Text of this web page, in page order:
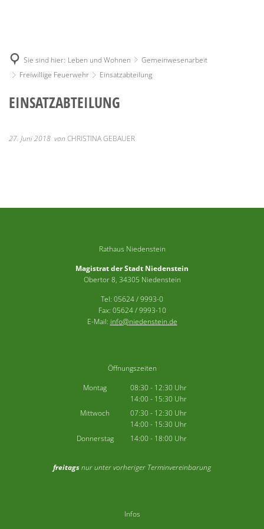
Sie sind hier: Leben und Wohnen
Gemeinwesenarbeit
Freiwillige Feuerwehr
Einsatzabteilung
EINSATZABTEILUNG
27. Juni 2018 von CHRISTINA GEBAUER
Rathaus Niedenstein
Magistrat der Stadt Niedenstein
Obertor 8, 34305 Niedenstein
Tel: 05624 / 9993-0
Fax: 05624 / 9993-10
E-Mail: info@niedenstein.de
Öffnungszeiten
Montag
08:30- 12:30 Uhr
Von 08:30 bis 12:30 Uhr
14:00- 15:30 Uhr
Von 14:00 bis 15:30 Uhr
Mittwoch 07:30- 12:30 Uhr
Von 07:30 bis 12:30 Uhr
14:00- 15:30 Uhr
Von 14:00 bis 15:30 Uhr
Donnerstag 14:00- 18:00 Uhr
freitagsnur unter vorheriger Terminvereinbarung
Infos